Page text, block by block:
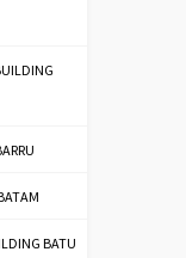
BATU